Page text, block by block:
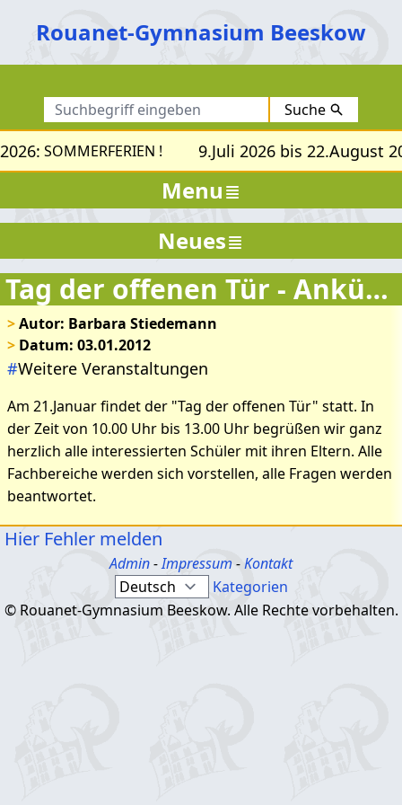
Rouanet-Gymnasium Beeskow
Suche
SOMMERFERIEN ! 9.Juli 2026 bis 22.August
Menu
Tag der offenen Tür - Ankündigung
>Autor: Barbara Stiedemann
> Datum: 03.01.2012
#Weitere Veranstaltungen
Am 21.Januar findet der "Tag der offenen Tür" statt. In
der Zeit von 10.00 Uhr bis 13.00 Uhr begrüßen wir ganz
herzlich alle interessierten Schüler mit ihren Eltern. Alle
Fachbereiche werden sich vorstellen, alle Fragen werden
beantwortet.
Neues
Hier Fehler melden
Admin-Impressum-Kontakt
Kategorien
© Rouanet-Gymnasium Beeskow. Alle Rechte vorbehalten.